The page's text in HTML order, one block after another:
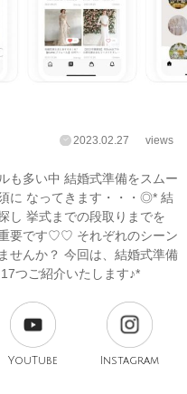
2023.02.27 views
も多い中 結婚式準備をスムー
に なってきます・・・◎* 結
し 挙式までの段取りまでを
要です♡♡ それぞれのシーン
せんか？ 今回は、結婚式準備
つご紹介いたします♪*
YouTube Instagram